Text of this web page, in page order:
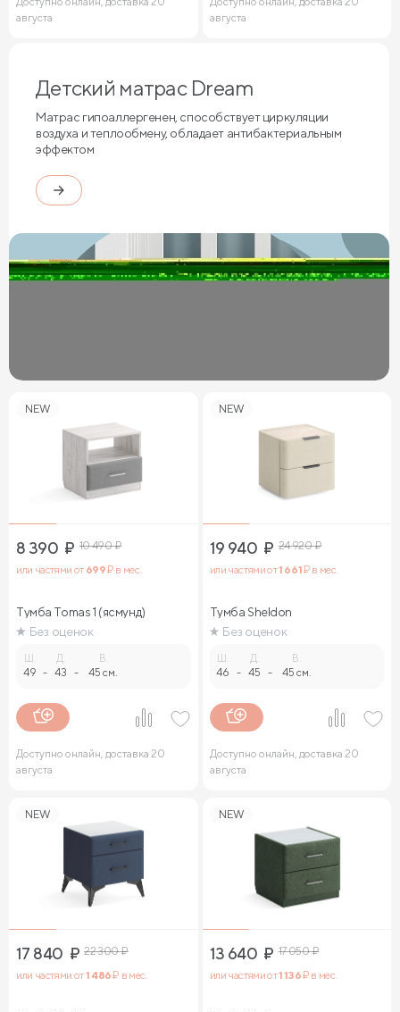
августа
августа
Детский матрас Dream
Матрас гипоаллергенен, способствует циркуляции
воздуха и теплообмену, обладает антибактериальным
эффектом
NEW
8 390 ₽ 10 490₽
или частями от 699₽ в мес.
Тумба Tomas 1 (ясмунд)
Без оценок
49 -
Д.
43 -
В.
45 см.
Доступно онлайн, доставка 20
августа
NEW
19 940 ₽ 24 920₽
или частями от1 661₽ в мес.
Тумба Sheldon
Без оценок
46 -
Д.
45 -
В.
45 см.
Доступно онлайн, доставка 20
августа
NEW
17 840 ₽ 22 300₽
или частями от1 486₽ в мес.
NEW
13 640 ₽ 17 050₽
или частями от1 136₽ в мес.